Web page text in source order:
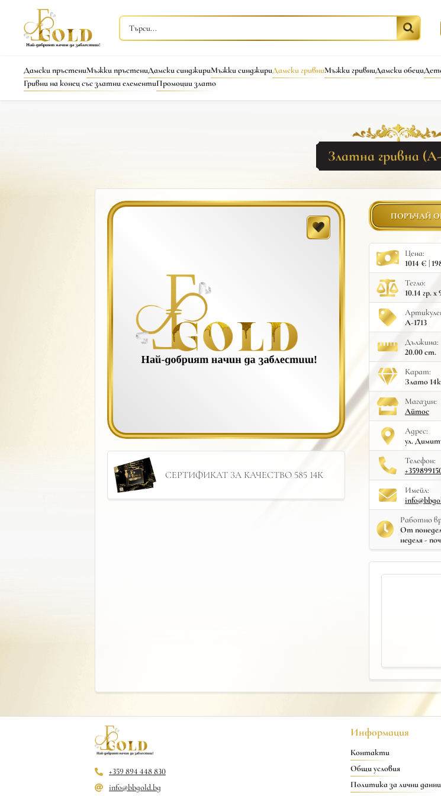
Дамски пръстениМъжки пръстениДамски синджириМъжки синджириДамски гривниМъжки гривниДамски обеци
Гривни на конец със златни елементиПромоции злато
Златна гривна (A-
СЕРТИФИКАТ ЗА КАЧЕСТВО 585 14К
ПОРЪЧАЙ
Цена:
1014 € |
Тегло:
10.14 гр.
A-1713
Дължина:
20.00 cm.
Карат:
Злато
Mагазин:
Айтос
Адрес:
ул.
Телефон:
Имейл:
Работно
От
неделя -
+359 894 448 830
info@bbgold.bg
Информация
Контакти
Общи условия
Политика за лични данни